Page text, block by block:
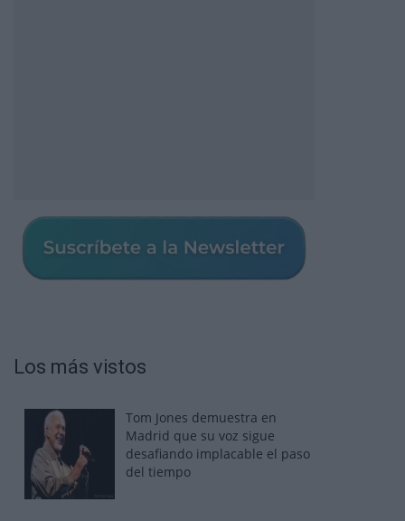
Los más vistos
Tom Jones demuestra en
Madrid que su voz sigue
desafiando implacable el paso
del tiempo